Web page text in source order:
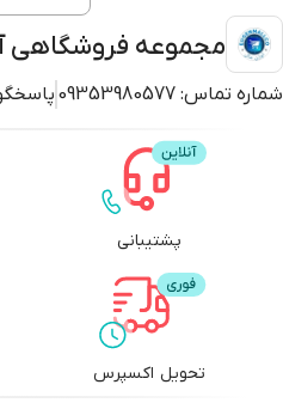
مجموعه فروشگاهی
شماره تماس: 09353980577
پشتیبانی
تحویل اکسپرس